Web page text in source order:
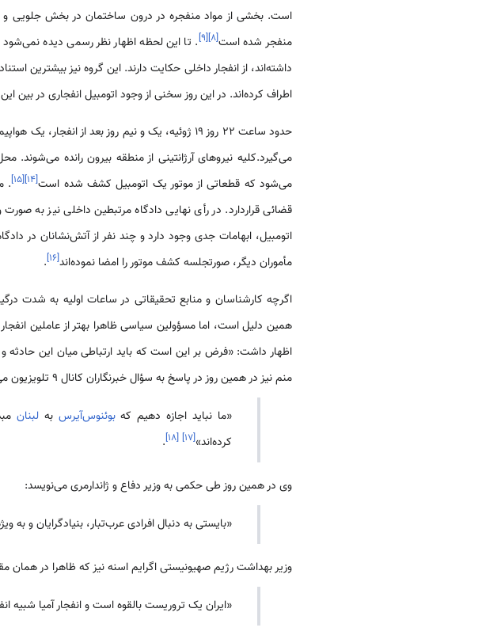
است. بخشی از مواد منفجره در درون ساختمان در بخش جلویی و
منفجر شده است[۸]
[۹]. تا این لحظه اظهار نظر رسمی دیده
داشته‌اند، از انفجار داخلی حکایت دارند. این گروه نیز بیشترین
اطراف کرده‌اند. در این روز سخنی از وجود اتومبیل انفجاری در بین
حدود ساعت ۲۲ روز ۱۹ ژوئیه، یک و نیم روز بعد از انفجار، یک هواپیمای نظامی اسراییلی وارد
می‌گیرد.کلیه نیروهای آرژانتینی از منطقه بیرون رانده می‌شوند. محل حادثه تا روز ۲۵ ژوئیه در
می‌شود که قطعاتی از موتور یک اتومبیل کشف شده است[۱۴]
[۱۵]
.
قضائی قراردارد. در رأی نهایی دادگاه مرتبطین داخلی نیز به
اتومبیل، ابهامات جدی وجود دارد و چند نفر از آتش‌نشانان در
مأموران دیگر، صورتجلسه کشف موتور را امضا نموده‌اند[۱۶]
.
اگرچه کارشناسان و منابع تحقیقاتی در ساعات اولیه به شدت
همین دلیل است، اما مسؤولین سیاسی ظاهرا بهتر از عاملین
منم نیز در همین روز در پاسخ به سؤال خبرنگاران کانال ۹ تلویزیون می‌گوید:
«ما نباید اجازه دهیم کهبوئنوس‌آیرس بهلبنان
کرده‌اند»[۱۷]
[۱۸]
.
وی در همین روز طی حکمی به وزیر دفاع و ژاندارمری می‌نویسد:
«بایستی به دنبال افرادی عرب‌تبار، بنیادگرایان و به
وزیر بهداشت رژیم صهیونیستی اگرایم اسنه نیز که ظاهرا در همان
«ایران یک تروریست بالقوه است و انفجار آمیا